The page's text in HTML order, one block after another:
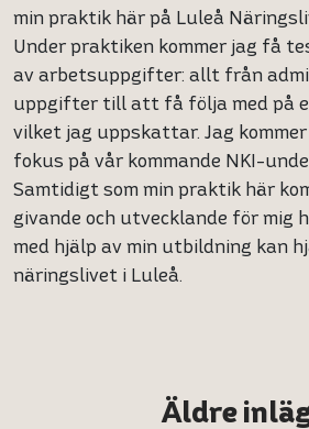
min praktik här på Luleå
Under praktiken kommer jag få
av arbetsuppgifter: allt från
uppgifter till att få följa med på
vilket jag uppskattar. Jag
fokus på vår kommande NKI-
Samtidigt som min praktik här
givande och utvecklande för mig
med hjälp av min utbildning kan
näringslivet i Luleå.
Äldre